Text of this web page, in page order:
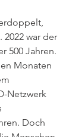
war der
500 Jahren.
Monaten
Netzwerk
Doch